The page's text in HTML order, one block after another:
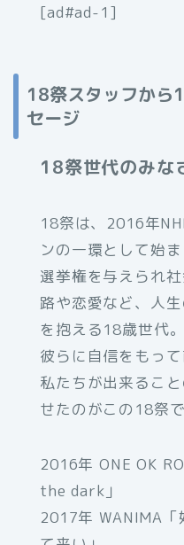
[ad#ad-1]
18祭スタッフから
セージ
18祭世代のみな
18祭は、2016年
ンの一環として始ま
選挙権を与えられ
路や恋愛など、人
を抱える18歳世代
彼らに自信をもっ
私たちが出来るこ
せたのがこの18祭で
2016年 ONE OK
the dark」
2017年 WANIMA「